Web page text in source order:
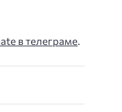
в телеграме.